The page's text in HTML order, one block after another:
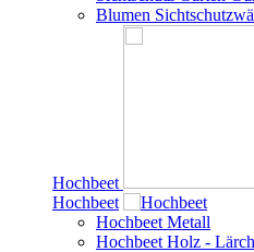
Blumen
Hochbeet
Hochbeet
Hochbeet Metall
Hochbeet Holz -